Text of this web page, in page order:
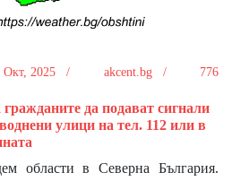
Окт, 2025 / akcent.bg / 776
да подават сигнали
улици на тел. 112 или в
в Северна България.